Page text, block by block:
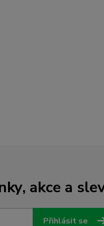
akce a
Přihlásit se